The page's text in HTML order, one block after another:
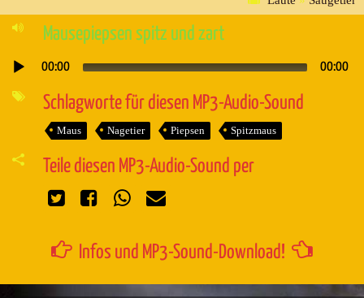
Mausepiepsen spitz und zart
Audio-
00:00 00:00
Schlagworte für diesen MP3-Audio-Sound
Maus Nagetier Piepsen Spitzmaus
Teile diesen MP3-Audio-Sound per
Infos und MP3-Sound-Download!